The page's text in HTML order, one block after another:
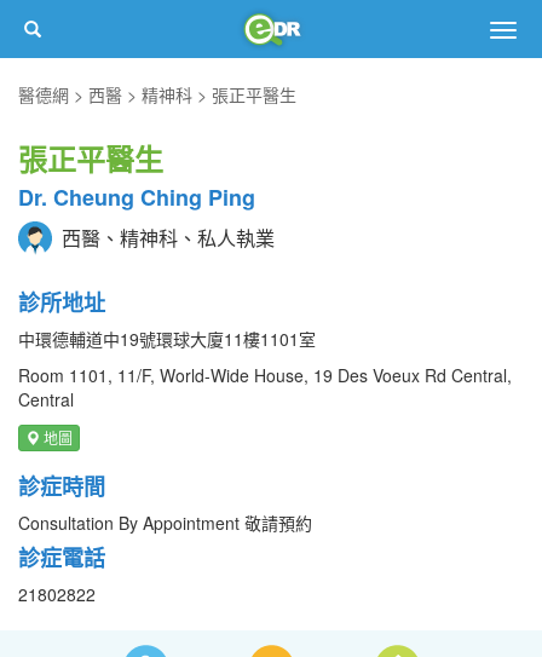
醫德網
西醫 精神科 張正平醫生
張正平醫生
Dr. Cheung Ching Ping
西醫、精神科、私人執業
診所地址
中環德輔道中19號環球大廈11樓1101室
Room 1101, 11/F, World-Wide House, 19 Des Voeux Rd Central,
Central
地圖
診症時間
Consultation By Appointment 敬請預約
診症電話
21802822